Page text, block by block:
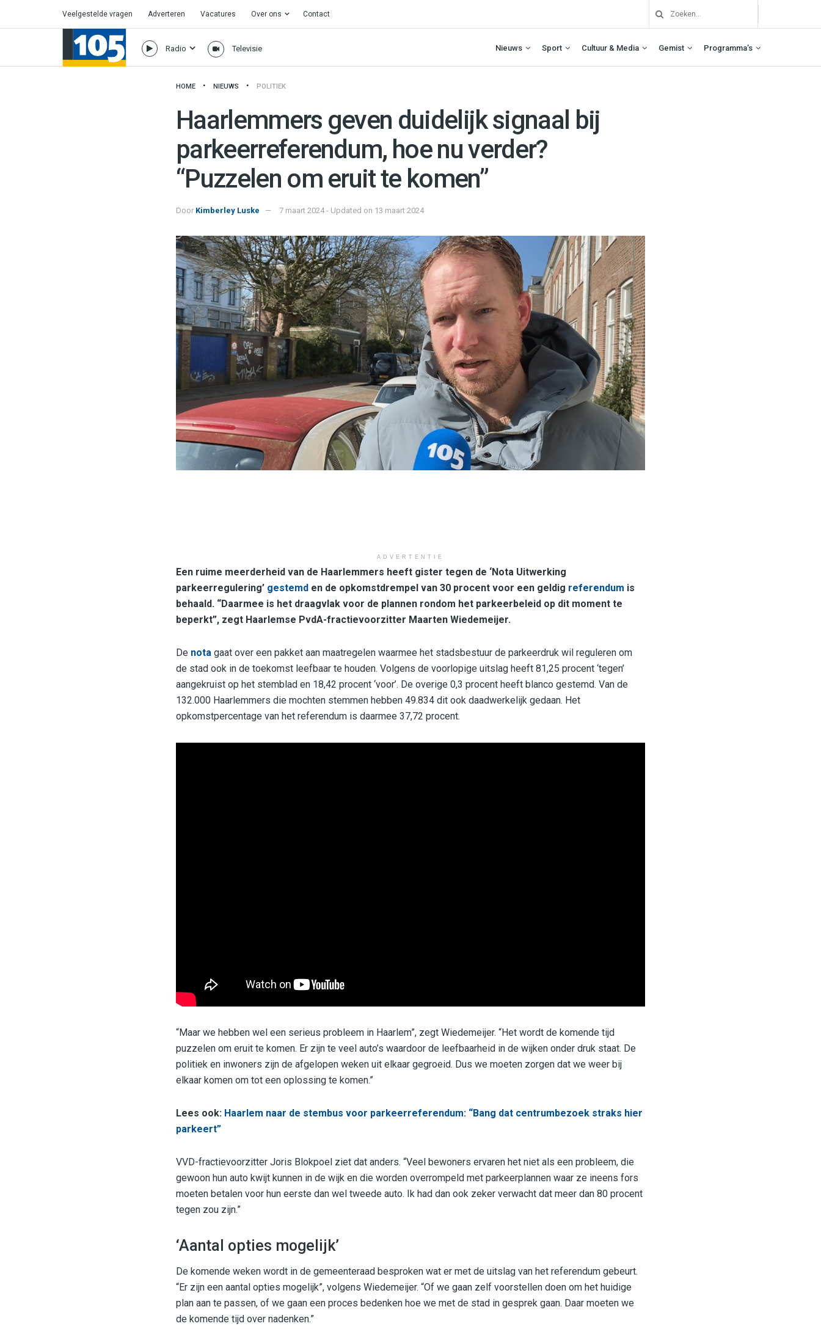
Veelgestelde vragen Adverteren Vacatures Over ons Contact
Radio Televisie Nieuws Sport Cultuur & Media Gemist Programma’s
HOME NIEUWS POLITIEK
Haarlemmers geven duidelijk signaal bij
parkeerreferendum, hoe nu verder?
“Puzzelen om eruit te komen”
Door Kimberley Luske 7 maart 2024 - Updated on 13 maart 2024
ADVERTENTIE
Een ruime meerderheid van de Haarlemmers heeft gister tegen de ‘Nota Uitwerking
parkeerregulering’ gestemd en de opkomstdrempel van 30 procent voor een geldig referendum is
behaald. “Daarmee is het draagvlak voor de plannen rondom het parkeerbeleid op dit moment te
beperkt”, zegt Haarlemse PvdA-fractievoorzitter Maarten Wiedemeijer.
De nota gaat over een pakket aan maatregelen waarmee het stadsbestuur de parkeerdruk wil reguleren om
de stad ook in de toekomst leefbaar te houden. Volgens de voorlopige uitslag heeft 81,25 procent ‘tegen’
aangekruist op het stemblad en 18,42 procent ‘voor’. De overige 0,3 procent heeft blanco gestemd. Van de
132.000 Haarlemmers die mochten stemmen hebben 49.834 dit ook daadwerkelijk gedaan. Het
opkomstpercentage van het referendum is daarmee 37,72 procent.
“Maar we hebben wel een serieus probleem in Haarlem”, zegt Wiedemeijer. “Het wordt de komende tijd
puzzelen om eruit te komen. Er zijn te veel auto’s waardoor de leefbaarheid in de wijken onder druk staat. De
politiek en inwoners zijn de afgelopen weken uit elkaar gegroeid. Dus we moeten zorgen dat we weer bij
elkaar komen om tot een oplossing te komen.”
Lees ook: Haarlem naar de stembus voor parkeerreferendum: “Bang dat centrumbezoek straks hier
parkeert”
VVD-fractievoorzitter Joris Blokpoel ziet dat anders. “Veel bewoners ervaren het niet als een probleem, die
gewoon hun auto kwijt kunnen in de wijk en die worden overrompeld met parkeerplannen waar ze ineens fors
moeten betalen voor hun eerste dan wel tweede auto. Ik had dan ook zeker verwacht dat meer dan 80 procent
tegen zou zijn.”
‘Aantal opties mogelijk’
De komende weken wordt in de gemeenteraad besproken wat er met de uitslag van het referendum gebeurt.
“Er zijn een aantal opties mogelijk”, volgens Wiedemeijer. “Of we gaan zelf voorstellen doen om het huidige
plan aan te passen, of we gaan een proces bedenken hoe we met de stad in gesprek gaan. Daar moeten we
de komende tijd over nadenken.”